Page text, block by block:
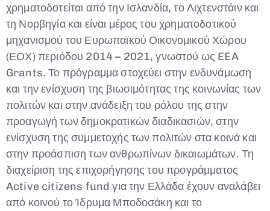
χρηματοδοτείται από την Ισλανδία, το Λιχτενστάιν και
τη Νορβηγία και είναι μέρος του χρηματοδοτικού
μηχανισμού του Ευρωπαϊκού Οικονομικού Χώρου
(ΕΟΧ) περιόδου 2014 – 2021, γνωστού ως EEA
Grants. Το πρόγραμμα στοχεύει στην ενδυνάμωση
και την ενίσχυση της βιωσιμότητας της κοινωνίας των
πολιτών και στην ανάδειξη του ρόλου της στην
προαγωγή των δημοκρατικών διαδικασιών, στην
ενίσχυση της συμμετοχής των πολιτών στα κοινά και
στην προάσπιση των ανθρωπίνων δικαιωμάτων. Τη
διαχείριση της επιχορήγησης του προγράμματος
Active citizens fund για την Ελλάδα έχουν αναλάβει
από κοινού το Ίδρυμα Μποδοσάκη και το